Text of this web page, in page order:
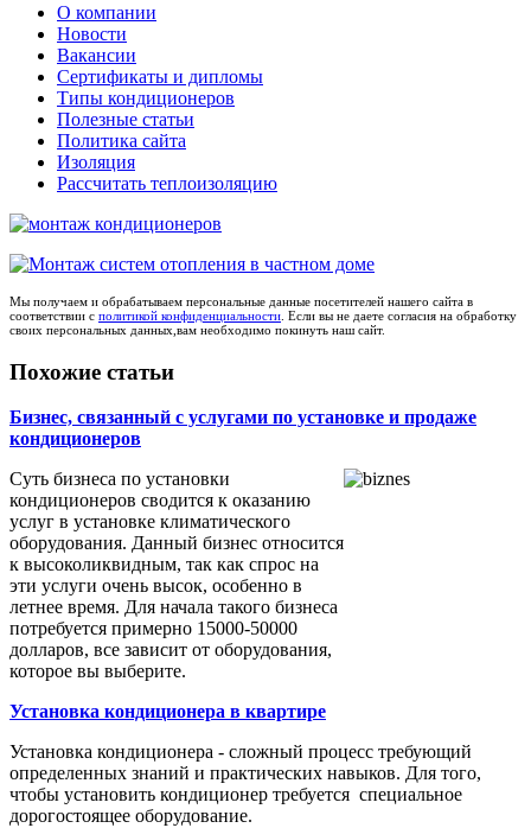
О компании
Новости
Вакансии
Сертификаты и дипломы
Типы кондиционеров
Полезные статьи
Политика сайта
Изоляция
Рассчитать теплоизоляцию
Мы получаем и обрабатываем персональные данные посетителей нашего сайта в
соответствии с политикой конфиденциальности . Если вы не даете согласия на обработку
своих персональных данных,вам необходимо покинуть наш сайт.
Похожие статьи
Бизнес, связанный с услугами по установке и продаже
кондиционеров
Суть бизнеса по установки
кондиционеров сводится к оказанию
услуг в установке климатического
оборудования. Данный бизнес относится
к высоколиквидным, так как спрос на
эти услуги очень высок, особенно в
летнее время. Для начала такого бизнеса
потребуется примерно 15000-50000
долларов, все зависит от оборудования,
которое вы выберите.
Установка кондиционера в квартире
Установка кондиционера - сложный процесс требующий
определенных знаний и практических навыков. Для того,
чтобы установить кондиционер требуется специальное
дорогостоящее оборудование.